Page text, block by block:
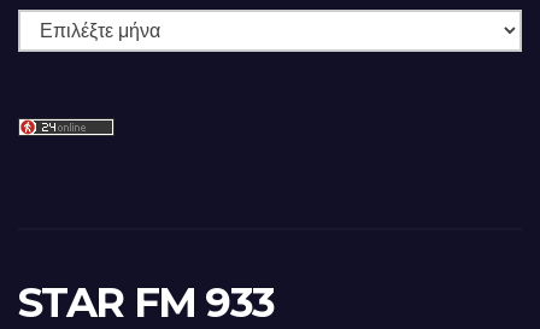
Ιστορικό
STAR FM 933